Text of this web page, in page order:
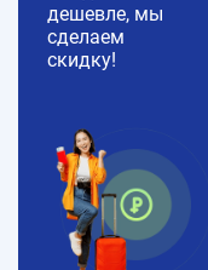
дешевле, мы
сделаем
скидку!